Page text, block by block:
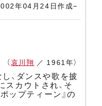
年04月24日作成−
（哀川翔 ／ 1961年）
、ダンスや歌を披
カウトされ、そ
ップティーン』の